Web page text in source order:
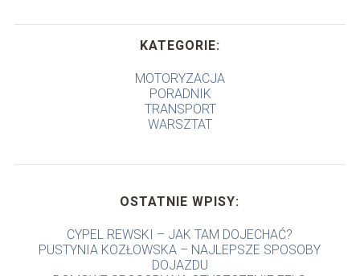
KATEGORIE:
MOTORYZACJA
PORADNIK
TRANSPORT
WARSZTAT
OSTATNIE WPISY:
CYPEL REWSKI – JAK TAM DOJECHAĆ?
PUSTYNIA KOZŁOWSKA – NAJLEPSZE SPOSOBY
DOJAZDU